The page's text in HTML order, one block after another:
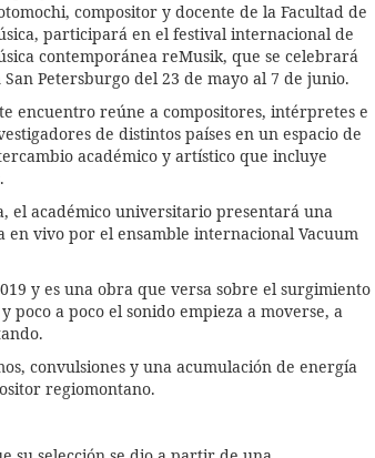
compositor y docente de la Facultad de
participará en el festival internacional de
contemporánea reMusik, que se celebrará
San Petersburgo del 23 de mayo al 7 de junio.
encuentro reúne a compositores, intérpretes e
de distintos países en un espacio de
académico y artístico que incluye
el académico universitario presentará una
vivo por el ensamble internacional Vacuum
y es una obra que versa sobre el surgimiento
a poco el sonido empieza a moverse, a
convulsiones y una acumulación de energía
regiomontano.